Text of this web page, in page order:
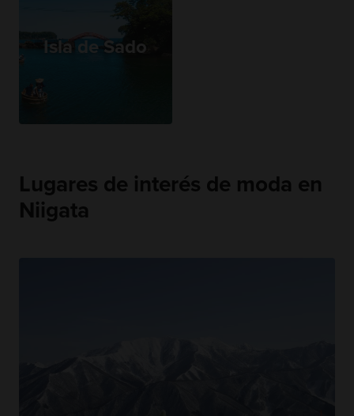
Isla de Sado
Lugares de interés de moda en
Niigata